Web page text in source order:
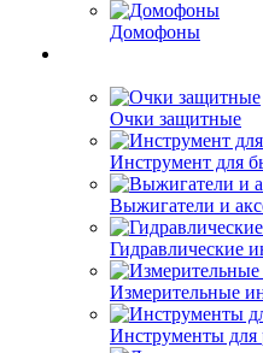
Домофоны
Очки защитные
Инструмент для
Выжигатели и
Гидравлические
Измерительные
Инструменты для